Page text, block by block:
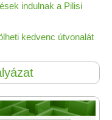
indulnak a Pilisi
kedvenc útvonalát